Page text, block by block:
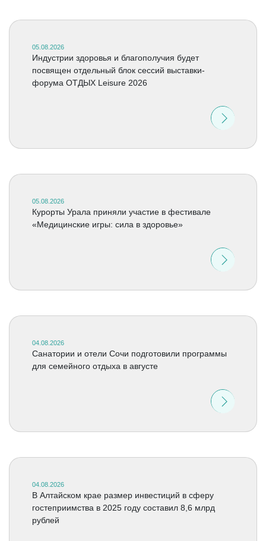
05.08.2026
Индустрии здоровья и благополучия будет
посвящен отдельный блок сессий выставки-
форума ОТДЫХ Leisure 2026
05.08.2026
Курорты Урала приняли участие в фестивале
«Медицинские игры: сила в здоровье»
04.08.2026
Санатории и отели Сочи подготовили программы
для семейного отдыха в августе
04.08.2026
В Алтайском крае размер инвестиций в сферу
гостеприимства в 2025 году составил 8,6 млрд
рублей